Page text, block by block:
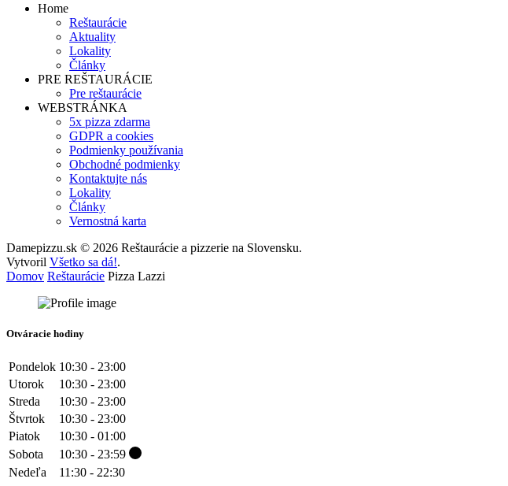
Home
Reštaurácie
Aktuality
Lokality
Články
PRE REŠTAURÁCIE
Pre reštaurácie
WEBSTRÁNKA
5x pizza zdarma
GDPR a cookies
Podmienky používania
Obchodné podmienky
Kontaktujte nás
Lokality
Články
Vernostná karta
Damepizzu.sk © 2026 Reštaurácie a pizzerie na Slovensku.
Vytvoril Všetko sa dá!.
Domov Reštaurácie Pizza Lazzi
Otváracie hodiny
Pondelok 10:30 - 23:00
Utorok
10:30 - 23:00
Streda
10:30 - 23:00
Štvrtok
10:30 - 23:00
Piatok
10:30 - 01:00
Sobota
10:30 - 23:59
Nedeľa
11:30 - 22:30